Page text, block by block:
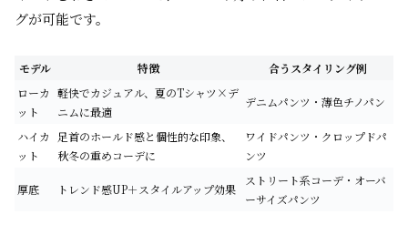
グが可能です。
モデル 特徴
合うスタイリング例
ローカ
ット
軽快でカジュアル、夏のTシャツ×デ
ニムに最適
デニムパンツ・薄色チノパン
ハイカ
ット
足首のホールド感と個性的な印象、
秋冬の重めコーデに
ワイドパンツ・クロップドパ
ンツ
厚底 トレンド感UP＋スタイルアップ効果
ストリート系コーデ・オーバ
ーサイズパンツ